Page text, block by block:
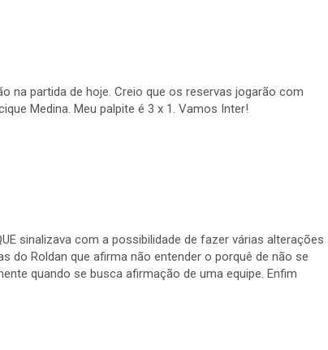
na partida de hoje. Creio que os reservas jogarão com
Medina. Meu palpite é 3 x 1. Vamos Inter!
sinalizava com a possibilidade de fazer várias alterações
do Roldan que afirma não entender o porquê de não se
quando se busca afirmação de uma equipe. Enfim